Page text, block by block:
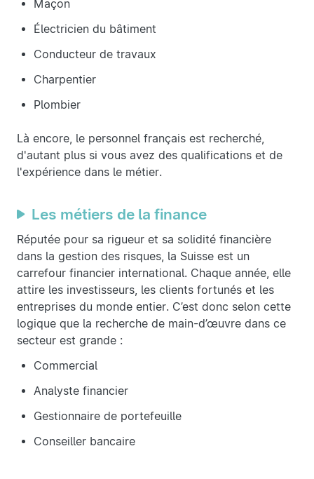
Maçon
Électricien du bâtiment
Conducteur de travaux
Charpentier
Plombier
Là encore, le personnel français est recherché,
d'autant plus si vous avez des qualifications et de
l'expérience dans le métier.
Les métiers de la finance
Réputée pour sa rigueur et sa solidité financière
dans la gestion des risques, la Suisse est un
carrefour financier international. Chaque année, elle
attire les investisseurs, les clients fortunés et les
entreprises du monde entier. C’est donc selon cette
logique que la recherche de main-d’œuvre dans ce
secteur est grande :
Commercial
Analyste financier
Gestionnaire de portefeuille
Conseiller bancaire